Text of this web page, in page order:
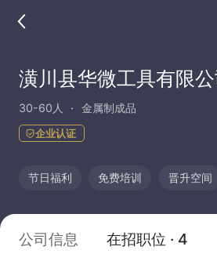
潢川县华微工具有限公
30-60人 金属制成品
企业认证
节日福利 免费培训 晋升空间
公司信息 在招职位 · 4